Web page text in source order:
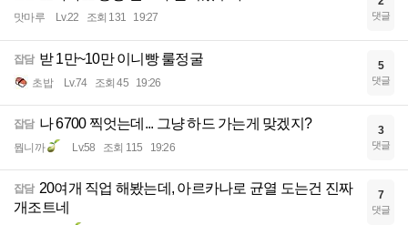
맛마루 Lv.22 조회 131 19:27 댓글
잡담 받 1만~10만 이니빵 룰정굴
초밥 Lv.74 조회 45 19:26
5
댓글
잡담 나 6700 찍엇는데... 그냥 하드 가는게 맞겠지?
뭡니까 Lv.58 조회 115 19:26
3
댓글
잡담 20여개 직업 해봤는데, 아르카나로 균열 도는건 진짜
개조트네
7
댓글